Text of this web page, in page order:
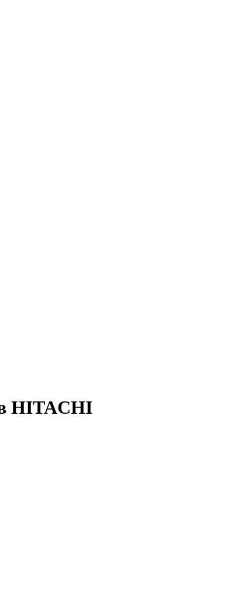
HITACHI